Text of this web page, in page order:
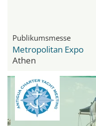
Publikumsmesse
Metropolitan Expo
Athen